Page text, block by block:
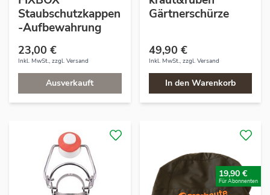
Staubschutzkappen
-Aufbewahrung
23,00 €
Inkl. MwSt., zzgl. Versand
Ausverkauft
Gärtnerschürze
49,90 €
Inkl. MwSt., zzgl. Versand
In den Warenkorb
19,90 €
Für Abonnenten